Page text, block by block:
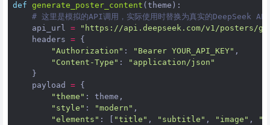
def generate_poster_content ( theme ):
# 这里是模拟的API调用，实际使用时替换为真实的DeepSeek API
api_url =
"https://api.deepseek.com/v1/posters/
headers = {
"Authorization" : "Bearer YOUR_API_KEY" ,
"Content-Type" :
"application/json"
}
payload
= {
"theme" : theme ,
"style" : "modern" ,
"elements" : "title" , "subtitle" , "image" ,